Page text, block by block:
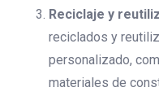
Reciclaje y
reciclados y
personalizado,
materiales de